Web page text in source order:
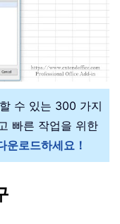
수 있는 300 가지
빠른 작업을 위한
운로드하세요！